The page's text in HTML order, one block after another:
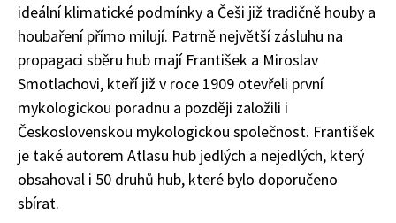
ideální klimatické podmínky a Češi již tradičně houby a
houbaření přímo milují. Patrně největší zásluhu na
propagaci sběru hub mají František a Miroslav
Smotlachovi, kteří již v roce 1909 otevřeli první
mykologickou poradnu a později založili i
Československou mykologickou společnost. František
je také autorem Atlasu hub jedlých a nejedlých, který
obsahoval i 50 druhů hub, které bylo doporučeno
sbírat.